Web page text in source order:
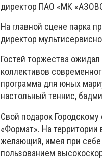
директор ПАО «МК
На главной сцене парка
директор
Гостей торжества
коллективов
программа для юных
настольный теннис,
Свой подарок
«Формат». На территории
желающий, имея при себе
пользованием